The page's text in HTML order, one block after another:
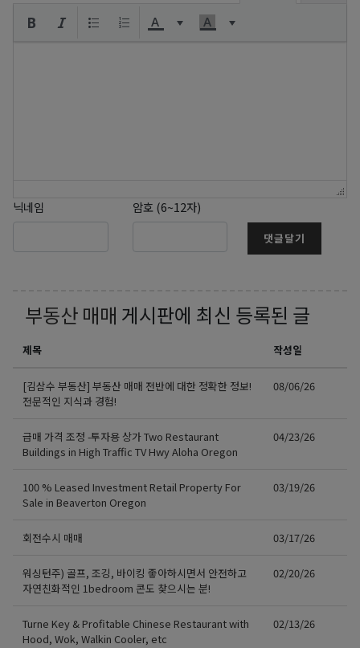
닉네임 암호 (6~12자)
댓글달기
부동산 매매 게시판에 최신 등록된 글
제목 작성일
[김삼수 부동산] 부동산 매매 전반에 대한 정확한 정보!
전문적인 지식과 경험!
08/06/26
급매 가격 조정 -투자용 상가 Two Restaurant
Buildings in High Traffic TV Hwy Aloha Oregon
04/23/26
100 % Leased Investment Retail Property For
Sale in Beaverton Oregon
03/19/26
회전수시 매매 03/17/26
워싱턴주) 골프, 조깅, 바이킹 좋아하시면서 안전하고
자연친화적인 1bedroom 콘도 찾으시는 분!
02/20/26
Turne Key & Profitable Chinese Restaurant with
Hood, Wok, Walkin Cooler, etc
02/13/26